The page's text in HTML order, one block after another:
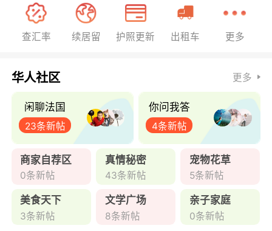
查汇率 续居留 护照更新 出租车 更多
华人社区 更多
闲聊法国
23条新帖
你问我答
4条新帖
商家自荐区
0条新帖
真情秘密
43条新帖
宠物花草
5条新帖
美食天下
3条新帖
文学广场
8条新帖
亲子家庭
0条新帖